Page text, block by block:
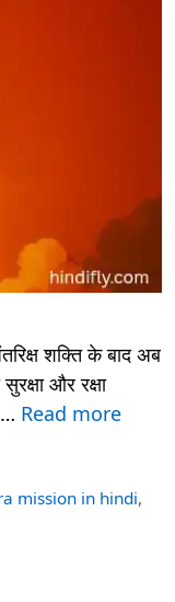
शक्ति के बाद अब
और रक्षा
… Read more
mission in hindi,